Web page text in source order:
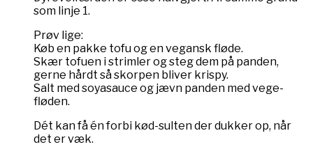
som linje 1.
Prøv lige:
Køb en pakke tofu og en vegansk fløde.
Skær tofuen i strimler og steg dem på panden,
gerne hårdt så skorpen bliver krispy.
Salt med soyasauce og jævn panden med vege-
fløden.
Dét kan få én forbi kød-sulten der dukker op, når
det er væk.